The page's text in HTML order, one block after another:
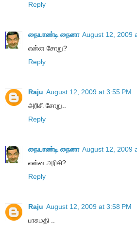
Reply
நையாண்டி நைனா August 12, 2009
என்ன சோறு?
Reply
Raju August 12, 2009 at 3:55 PM
அரிசி சோறு..
Reply
நையாண்டி நைனா August 12, 2009
என்ன அரிசி?
Reply
Raju August 12, 2009 at 3:58 PM
பாசுமதி ..